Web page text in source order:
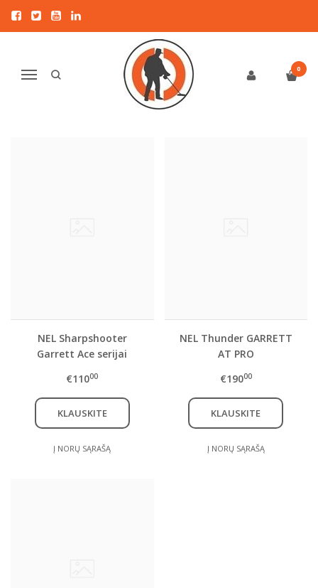
Navigacija
0
NEL
NEL Sharpshooter
Garrett Ace serijai
€11000
KLAUSKITE
Į NORŲ SĄRAŠĄ
NEL Thunder GARRETT
AT PRO
€19000
KLAUSKITE
Į NORŲ SĄRAŠĄ